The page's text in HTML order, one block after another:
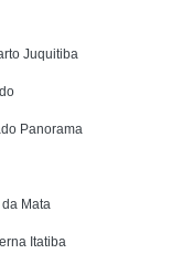
Juquitiba
Panorama
Mata
Itatiba